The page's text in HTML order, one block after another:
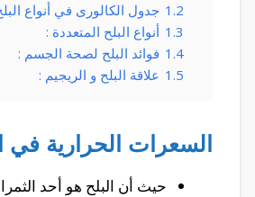
1.2 جدول الكالورى في أنواع
1.3 أنواع البلح المتعددة :
1.4 فوائد البلح لصحة الجسم :
1.5 علاقة البلح و الريجيم :
السعرات الحرارية في
حيث أن البلح هو أحد